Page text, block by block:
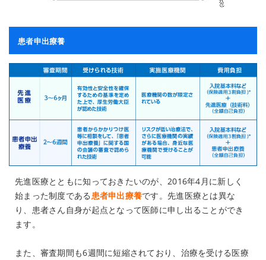
患者申出療養
先進医療とともに知っておきたいのが、2016年4月に新しく
始まった制度である 患者申出療養です。先進医療とは異な
り、患者さん自身が起点となって医師に申し出ることができ
ます。
また、審査期間も6週間に短縮されており、治療を受ける医療